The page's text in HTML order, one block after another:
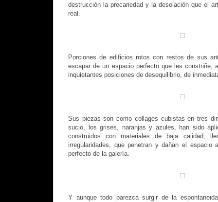
destrucción la precariedad y la desolación que el
real.
Porciones de edificios rotos con restos de sus
escapar de un espacio perfecto que les constriñe,
inquietantes posiciones de desequilibrio, de
Sus piezas son como collages cubistas en tres
sucio, los grises, naranjas y azules, han sido
construidos con materiales de baja calidad,
irregularidades, que penetran y dañan el espacio
perfecto de la galería.
Y aunque todo parezca surgir de la